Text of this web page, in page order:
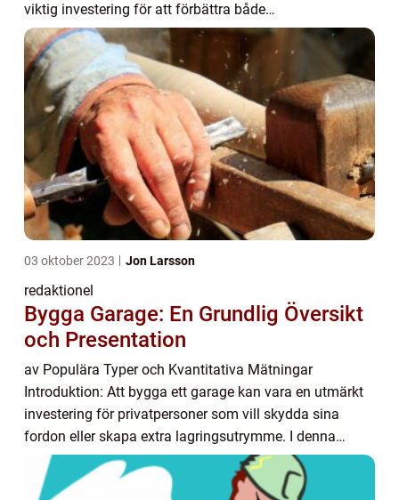
viktig investering för att förbättra både
energieffektiviteten och estetiken i ditt h...
03 oktober 2023 Jon Larsson
redaktionel
Bygga Garage: En Grundlig Översikt
och Presentation
av Populära Typer och Kvantitativa Mätningar
Introduktion: Att bygga ett garage kan vara en utmärkt
investering för privatpersoner som vill skydda sina
fordon eller skapa extra lagringsutrymme. I denna
artikel kommer vi att ge en omfattande översikt ...